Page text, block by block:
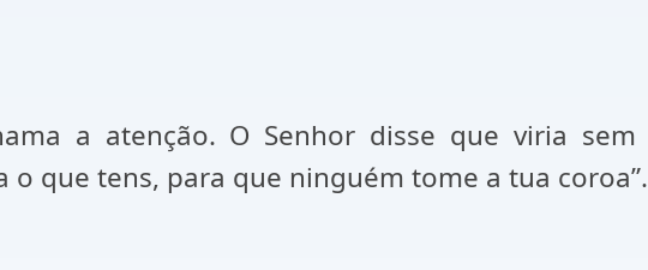
a atenção. O Senhor disse que viria sem
que tens, para que ninguém tome a tua coroa”.